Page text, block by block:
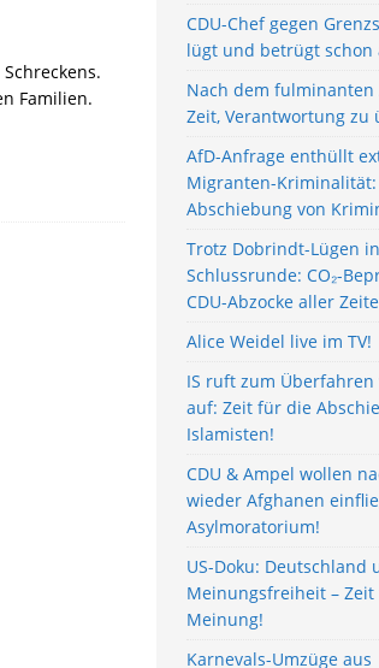
Familien.
CDU-Chef gegen
lügt und betrügt schon
Nach dem fulminanten
Zeit, Verantwortung zu
AfD-Anfrage enthüllt
Migranten-
Abschiebung von
Trotz Dobrindt-Lügen
Schlussrunde: CO₂-
CDU-Abzocke aller
Alice Weidel live im TV!
IS ruft zum Überfahren
auf: Zeit für die
Islamisten!
CDU & Ampel wollen
wieder Afghanen
Asylmoratorium!
US-Doku: Deutschland
Meinungsfreiheit –
Meinung!
Karnevals-Umzüge aus